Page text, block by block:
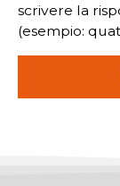
scrivere la
(esempio: